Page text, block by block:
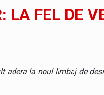
of Protein Demand
de stabilitate pentru sistemul
LA FEL DE
adera la noul limbaj de